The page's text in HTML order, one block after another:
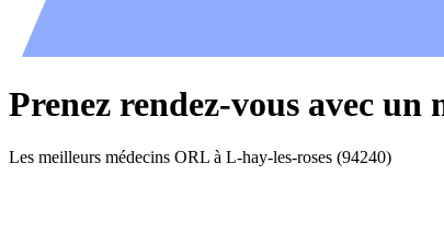
Prenez rendez-vous avec un
Les meilleurs médecins ORL à L-hay-les-roses (94240)